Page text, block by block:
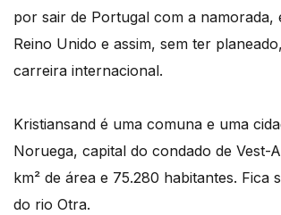
por sair de Portugal com a namorada,
Reino Unido e assim, sem ter
carreira internacional.
Kristiansand é uma comuna e uma
Noruega, capital do condado de Vest-
km² de área e 75.280 habitantes. Fica
do rio Otra.